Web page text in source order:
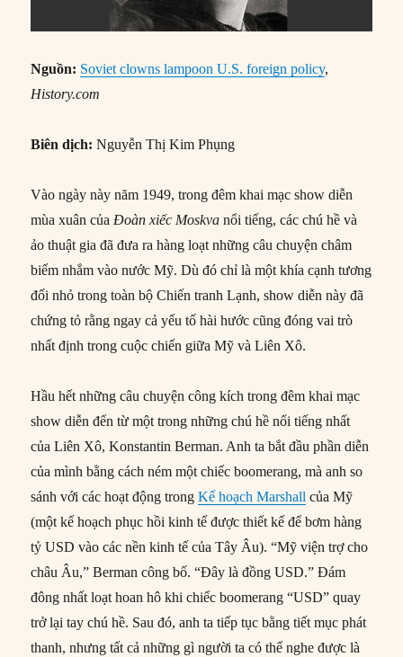
Nguồn: Soviet clowns lampoon U.S. foreign policy,
History.com
Biên dịch: Nguyễn Thị Kim Phụng
Vào ngày này năm 1949, trong đêm khai mạc show diễn
mùa xuân củaĐoàn xiếc Moskva nổi tiếng, các chú hề và
ảo thuật gia đã đưa ra hàng loạt những câu chuyện châm
biếm nhắm vào nước Mỹ. Dù đó chỉ là một khía cạnh tương
đối nhỏ trong toàn bộ Chiến tranh Lạnh, show diễn này đã
chứng tỏ rằng ngay cả yếu tố hài hước cũng đóng vai trò
nhất định trong cuộc chiến giữa Mỹ và Liên Xô.
Hầu hết những câu chuyện công kích trong đêm khai mạc
show diễn đến từ một trong những chú hề nổi tiếng nhất
của Liên Xô, Konstantin Berman. Anh ta bắt đầu phần diễn
của mình bằng cách ném một chiếc boomerang, mà anh so
sánh với các hoạt động trongKế hoạch Marshall của Mỹ
(một kế hoạch phục hồi kinh tế được thiết kế để bơm hàng
tỷ USD vào các nền kinh tế của Tây Âu). “Mỹ viện trợ cho
châu Âu,” Berman công bố. “Đây là đồng USD.” Đám
đông nhất loạt hoan hô khi chiếc boomerang “USD” quay
trở lại tay chú hề. Sau đó, anh ta tiếp tục bằng tiết mục phát
thanh, nhưng tất cả những gì người ta có thể nghe được là